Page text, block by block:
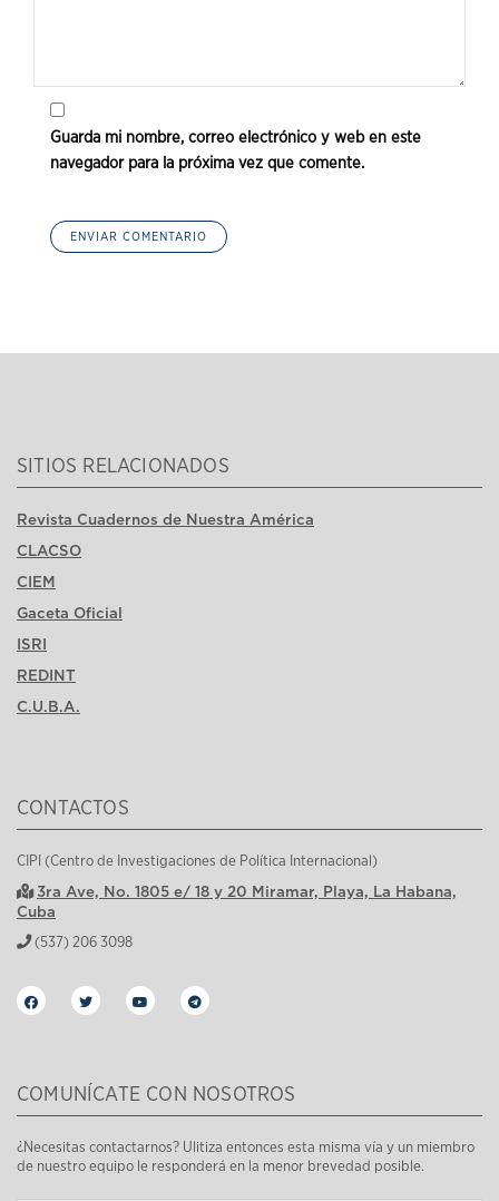
Guarda mi nombre, correo electrónico y web en este
navegador para la próxima vez que comente.
SITIOS RELACIONADOS
Revista Cuadernos de Nuestra América
CLACSO
CIEM
Gaceta Oficial
ISRI
REDINT
C.U.B.A.
CONTACTOS
CIPI (Centro de Investigaciones de Política Internacional)
3ra Ave, No. 1805 e/ 18 y 20 Miramar, Playa, La Habana,
Cuba
(537) 206 3098
COMUNÍCATE CON NOSOTROS
¿Necesitas contactarnos? Ulitiza entonces esta misma vía y un miembro
de nuestro equipo le responderá en la menor brevedad posible.